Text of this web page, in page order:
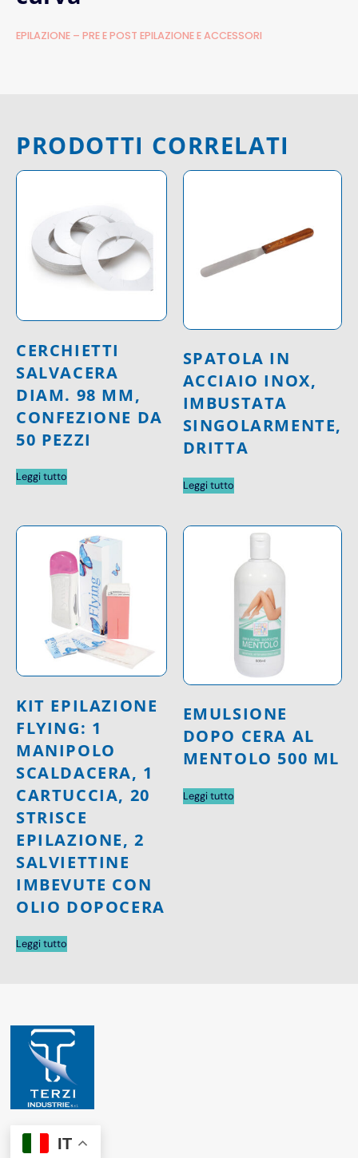
EPILAZIONE – PRE E POST EPILAZIONE E ACCESSORI
PRODOTTI CORRELATI
CERCHIETTI
SALVACERA
DIAM. 98 MM,
CONFEZIONE DA
50 PEZZI
Leggi tutto
SPATOLA IN
ACCIAIO INOX,
IMBUSTATA
SINGOLARMENTE,
DRITTA
Leggi tutto
KIT EPILAZIONE
FLYING: 1
MANIPOLO
SCALDACERA, 1
CARTUCCIA, 20
STRISCE
EPILAZIONE, 2
SALVIETTINE
IMBEVUTE CON
OLIO DOPOCERA
Leggi tutto
EMULSIONE
DOPO CERA AL
MENTOLO 500 ML
Leggi tutto
IT